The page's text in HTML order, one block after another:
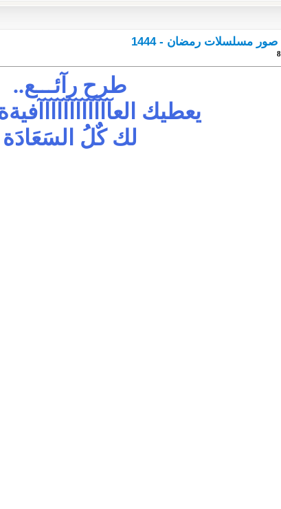
صور مسلسلات رمضان - 1444
طرح رآئـــع..
يعطيك
لك كٌلُ السَعَادَة